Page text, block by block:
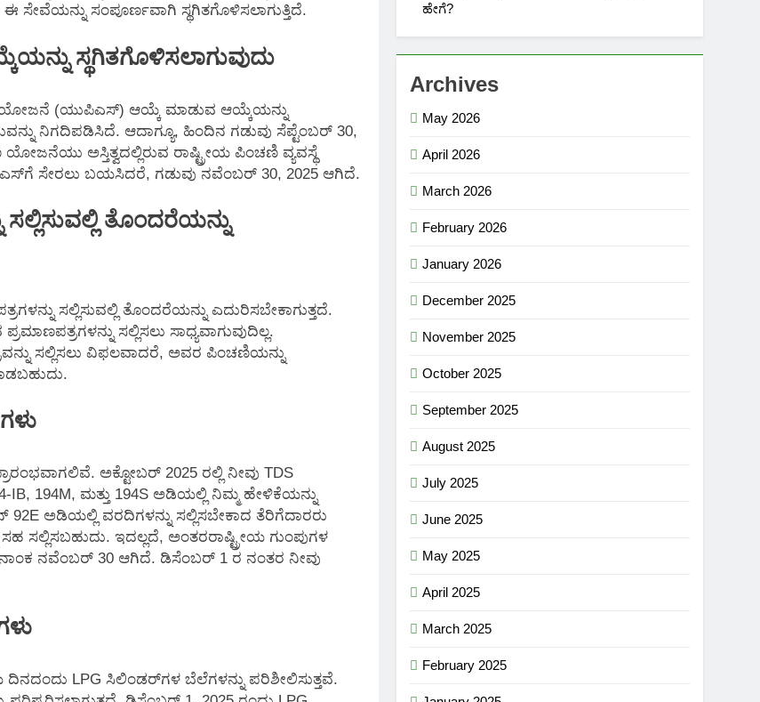
ಸಂಪೂರ್ಣವಾಗಿ ಸ್ಥಗಿತಗೊಳಿಸಲಾಗುತ್ತಿದೆ.
ಸ್ಥಗಿತಗೊಳಿಸಲಾಗುವುದು
ಯೋಜನೆ (ಯುಪಿಎಸ್) ಆಯ್ಕೆ ಮಾಡುವ ಆಯ್ಕೆಯನ್ನು
ನಿಗದಿಪಡಿಸಿದೆ. ಆದಾಗ್ಯೂ, ಹಿಂದಿನ ಗಡುವು ಸೆಪ್ಟೆಂಬರ್ 30,
ಯೋಜನೆಯು ಅಸ್ತಿತ್ವದಲ್ಲಿರುವ ರಾಷ್ಟ್ರೀಯ ಪಿಂಚಣಿ ವ್ಯವಸ್ಥೆ
ಸೇರಲು ಬಯಸಿದರೆ, ಗಡುವು ನವೆಂಬರ್ 30, 2025 ಆಗಿದೆ.
ತೊಂದರೆಯನ್ನು
ಸಲ್ಲಿಸುವಲ್ಲಿ ತೊಂದರೆಯನ್ನು ಎದುರಿಸಬೇಕಾಗುತ್ತದೆ.
ಸಲ್ಲಿಸಲು ಸಾಧ್ಯವಾಗುವುದಿಲ್ಲ.
ಸಲ್ಲಿಸಲು ವಿಫಲವಾದರೆ, ಅವರ ಪಿಂಚಣಿಯನ್ನು
ಅಕ್ಟೋಬರ್ 2025 ರಲ್ಲಿ ನೀವು TDS
194M, ಮತ್ತು 194S ಅಡಿಯಲ್ಲಿ ನಿಮ್ಮ ಹೇಳಿಕೆಯನ್ನು
92E ಅಡಿಯಲ್ಲಿ ವರದಿಗಳನ್ನು ಸಲ್ಲಿಸಬೇಕಾದ ತೆರಿಗೆದಾರರು
ಇದಲ್ಲದೆ, ಅಂತರರಾಷ್ಟ್ರೀಯ ಗುಂಪುಗಳ
ನವೆಂಬರ್ 30 ಆಗಿದೆ. ಡಿಸೆಂಬರ್ 1 ರ ನಂತರ ನೀವು
LPG ಸಿಲಿಂಡರ್‌ಗಳ ಬೆಲೆಗಳನ್ನು ಪರಿಶೀಲಿಸುತ್ತವೆ.
ಹೇಗೆ?
Archives
May 2026
April 2026
March 2026
February 2026
January 2026
December 2025
November 2025
October 2025
September 2025
August 2025
July 2025
June 2025
May 2025
April 2025
March 2025
February 2025